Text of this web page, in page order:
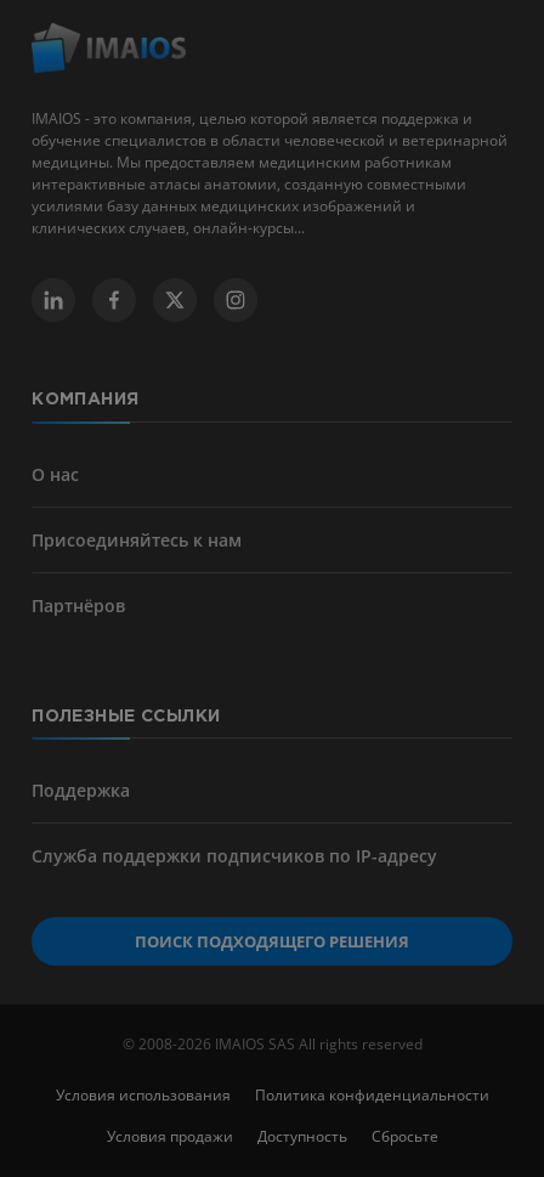
IMAIOS - это компания, целью которой является поддержка и
обучение специалистов в области человеческой и ветеринарной
медицины. Мы предоставляем медицинским работникам
интерактивные атласы анатомии, созданную совместными
усилиями базу данных медицинских изображений и
клинических случаев, онлайн-курсы...
КОМПАНИЯ
О нас
Присоединяйтесь к нам
Партнёров
ПОЛЕЗНЫЕ ССЫЛКИ
Поддержка
Служба поддержки подписчиков по IP-адресу
ПОИСК ПОДХОДЯЩЕГО РЕШЕНИЯ
© 2008-2026 IMAIOS SAS All rights reserved
Условия использования
Политика конфиденциальности
Условия продажи
Доступность Сбросьте